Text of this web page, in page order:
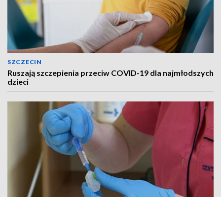
SZCZECIN
Ruszają szczepienia przeciw COVID-19 dla najmłodszych
dzieci